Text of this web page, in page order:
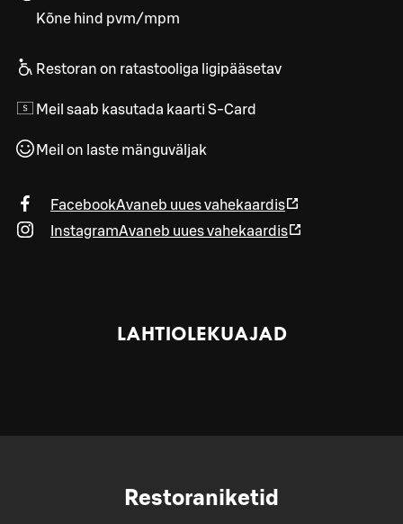
Kõne hind pvm/mpm
Restoran on ratastooliga ligipääsetav
Meil saab kasutada kaarti S-Card
Meil on laste mänguväljak
FacebookAvaneb uues vahekaardis
InstagramAvaneb uues vahekaardis
LAHTIOLEKUAJAD
Restoraniketid